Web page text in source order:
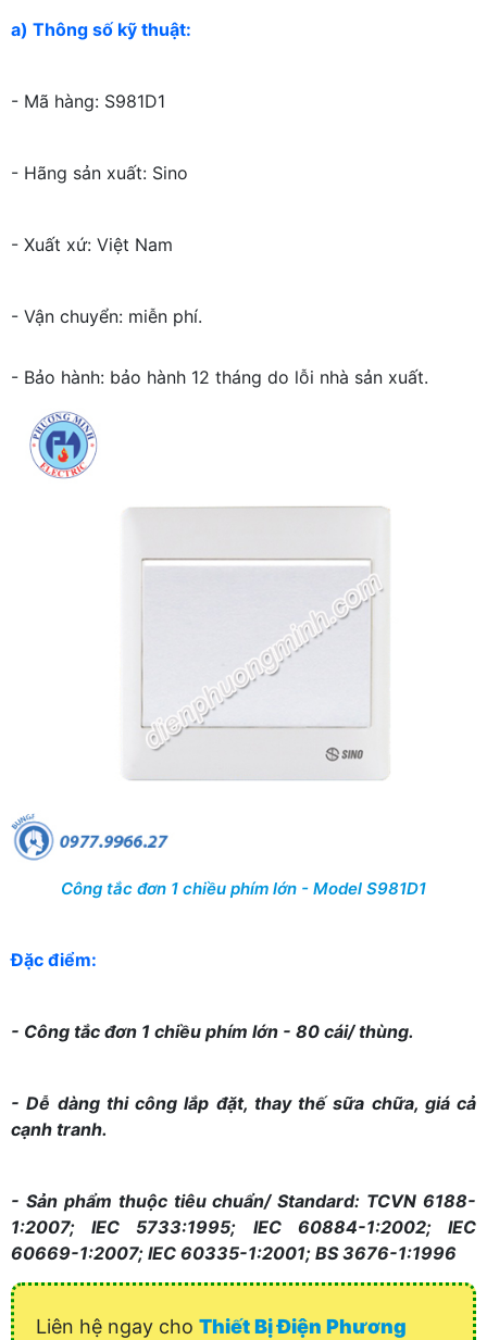
a) Thông số kỹ thuật:
- Mã hàng: S981D1
- Hãng sản xuất: Sino
- Xuất xứ: Việt Nam
- Vận chuyển: miễn phí.
- Bảo hành: bảo hành 12 tháng do lỗi nhà sản xuất.
Công tắc đơn 1 chiều phím lớn - Model S981D1
Đặc điểm:
- Công tắc đơn 1 chiều phím lớn - 80 cái/ thùng.
- Dễ dàng thi công lắp đặt, thay thế sữa chữa, giá cả
cạnh tranh.
- Sản phẩm thuộc tiêu chuẩn/ Standard: TCVN 6188-
1:2007; IEC 5733:1995; IEC 60884-1:2002; IEC
60669-1:2007; IEC 60335-1:2001; BS 3676-1:1996
Liên hệ ngay cho Thiết Bị Điện Phương